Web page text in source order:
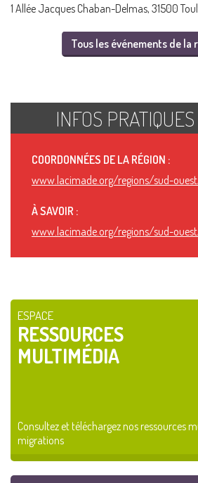
1 Allée Jacques Chaban-Delmas, 31500
Tous les événements de la
INFOS
COORDONNÉES DE LA RÉGION :
www.lacimade.org/regions/sud-
À SAVOIR :
www.lacimade.org/regions/sud-
ESPACE
RESSOURCES
MULTIMÉDIA
Consultez et téléchargez nos ressources
migrations